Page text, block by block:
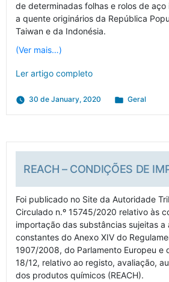
de determinadas folhas e rolos de
a quente originários da República
Taiwan e da Indonésia.
(Ver mais…)
Ler artigo completo
30 de January, 2020
Posted
Geral
REACH – CONDIÇÕES DE
Foi publicado no Site da Autoridade
Circulado n.º 15745/2020 relativo às
importação das substâncias sujeitas a
constantes do Anexo XIV do
1907/2008, do Parlamento Europeu e
18/12, relativo ao registo, avaliação,
dos produtos químicos (REACH).